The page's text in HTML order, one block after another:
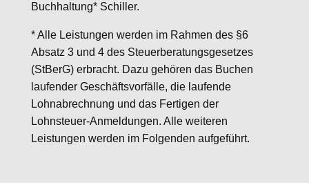
Buchhaltung* Schiller.
* Alle Leistungen werden im Rahmen des §6
Absatz 3 und 4 des Steuerberatungsgesetzes
(StBerG) erbracht. Dazu gehören das Buchen
laufender Geschäftsvorfälle, die laufende
Lohnabrechnung und das Fertigen der
Lohnsteuer-Anmeldungen. Alle weiteren
Leistungen werden im Folgenden aufgeführt.